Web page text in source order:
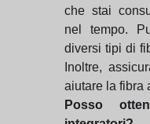
che stai
nel tempo.
diversi tipi di
Inoltre,
aiutare la fibra
Posso